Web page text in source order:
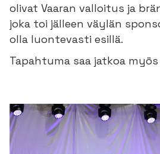
olivat Vaaran valloitus ja
joka toi jälleen väylän
olla luontevasti esillä.
Tapahtuma saa jatkoa